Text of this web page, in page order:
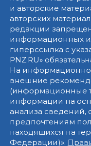
и авторские
авторских
редакции
информационных
гиперссылка с
PNZ.RU»
На
внешние
(информационные
информации на
анализа сведений,
предпочтениям
находящихся на
Федерации)».